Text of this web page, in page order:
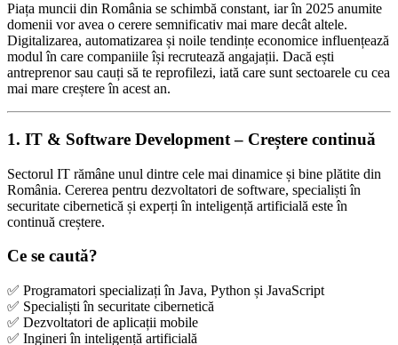
Piața muncii din România se schimbă constant, iar în 2025 anumite
domenii vor avea o cerere semnificativ mai mare decât altele.
Digitalizarea, automatizarea și noile tendințe economice influențează
modul în care companiile își recrutează angajații. Dacă ești
antreprenor sau cauți să te reprofilezi, iată care sunt sectoarele cu cea
mai mare creștere în acest an.
1. IT & Software Development – Creștere continuă
Sectorul IT rămâne unul dintre cele mai dinamice și bine plătite din
România. Cererea pentru dezvoltatori de software, specialiști în
securitate cibernetică și experți în inteligență artificială este în
continuă creștere.
Ce se caută?
✅ Programatori specializați în Java, Python și JavaScript
✅ Specialiști în securitate cibernetică
✅ Dezvoltatori de aplicații mobile
✅ Ingineri în inteligență artificială